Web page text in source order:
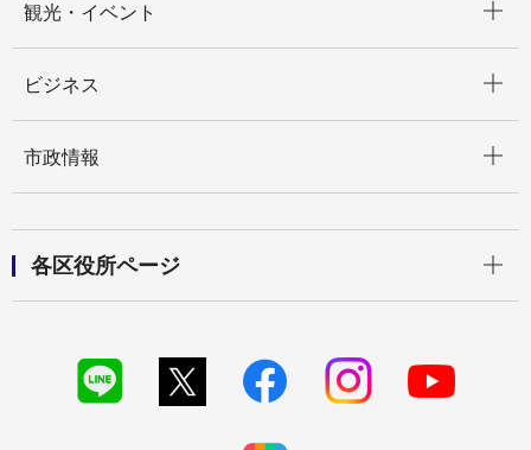
観光・イベント
ビジネス
市政情報
各区役所ページ